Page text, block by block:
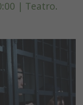
| Teatro.